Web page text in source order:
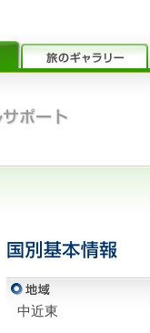
中近東